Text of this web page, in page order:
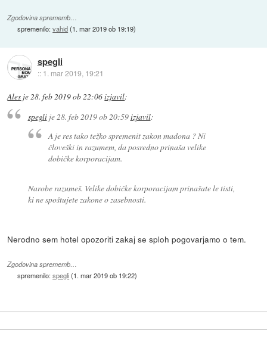
Zgodovina sprememb…
spremenilo:vahid(1. mar 2019 ob 19:19)
spegli
:: 1. mar 2019, 19:21
Ales je28. feb 2019 ob 22:06izjavil:
speglije 28. feb 2019 ob 20:59izjavil:
A je res tako težko spremenit zakon madona ? Ni
človeški in razumem, da posredno prinaša velike
dobičke korporacijam.
Narobe razumeš. Velike dobičke korporacijam prinašate le tisti,
ki ne spoštujete zakone o zasebnosti.
Nerodno sem hotel opozoriti zakaj se sploh pogovarjamo o tem.
Zgodovina sprememb…
spremenilo:spegli(1. mar 2019 ob 19:22)